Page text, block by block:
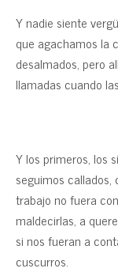
Y nadie siente
que agachamos la
desalmados, pero
llamadas cuando
Y los primeros, los
seguimos
trabajo no fuera
maldecirlas, a
si nos fueran a
cuscurros.